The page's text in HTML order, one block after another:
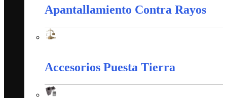
Apantallamiento Contra Rayos
Accesorios Puesta Tierra